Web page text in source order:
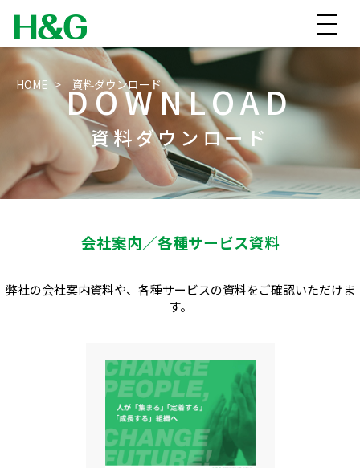
HOME 資料ダウンロード
DOWNLOAD
資料ダウンロード
会社案内／各種サービス資料
弊社の会社案内資料や、 各種サービスの資料をご確認いただけま
す。